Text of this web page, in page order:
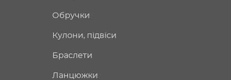
Обручки
Кулони, підвіси
Браслети
Ланцюжки